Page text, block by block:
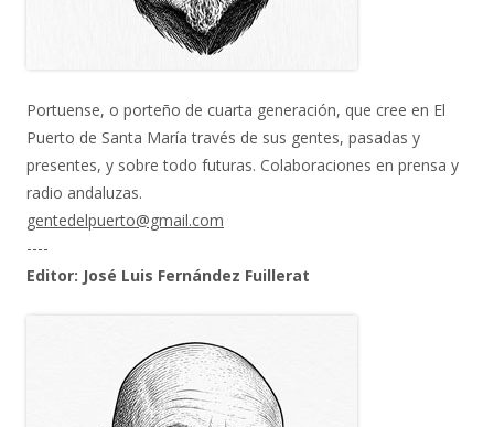
Portuense, o porteño de cuarta generación, que cree en El
Puerto de Santa María través de sus gentes, pasadas y
presentes, y sobre todo futuras. Colaboraciones en prensa y
radio andaluzas.
gentedelpuerto@gmail.com
----
Editor: José Luis Fernández Fuillerat